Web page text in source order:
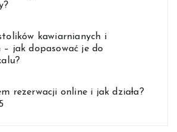
kawiarnianych i
– jak dopasować je do
rezerwacji online i jak działa?